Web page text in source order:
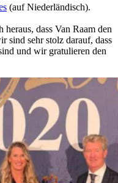
(auf Niederländisch).
dass Van Raam den
sind sehr stolz darauf, dass
und wir gratulieren den